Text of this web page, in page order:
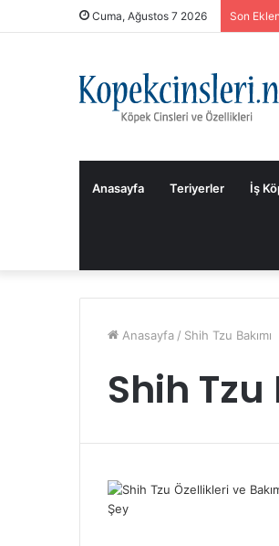
Cuma, Ağustos 7 2026 Son
Anasayfa Teriyerler İş
Anasayfa / Shih Tzu Bakımı
Shih Tzu